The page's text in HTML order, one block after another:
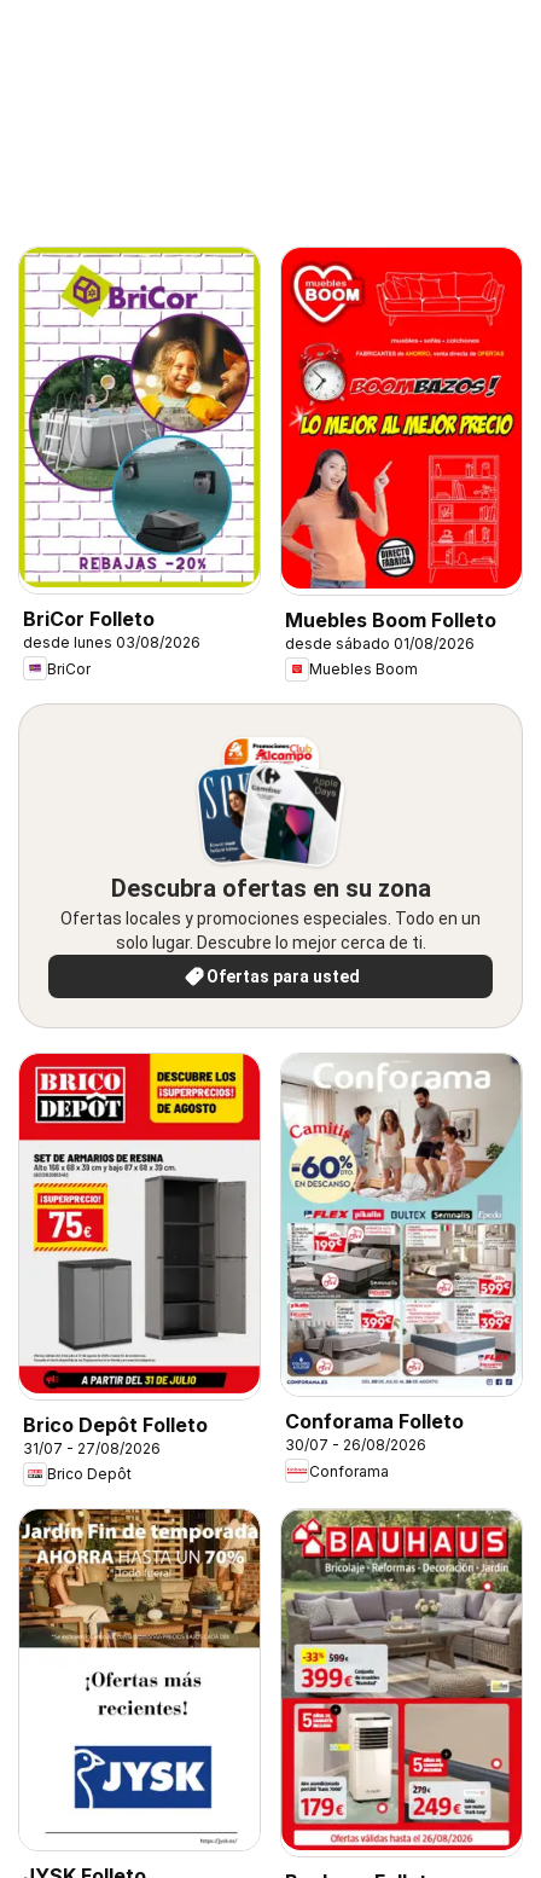
BriCor Folleto
desde lunes 03/08/2026
BriCor
Muebles Boom Folleto
desde sábado 01/08/2026
Muebles Boom
Descubra ofertas en su zona
Ofertas locales y promociones especiales. Todo en un
solo lugar. Descubre lo mejor cerca de ti.
Ofertas para usted
Brico Depôt Folleto
31/07 - 27/08/2026
Brico Depôt
Conforama Folleto
30/07 - 26/08/2026
Conforama